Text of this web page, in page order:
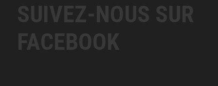
SUIVEZ-NOUS SUR
FACEBOOK